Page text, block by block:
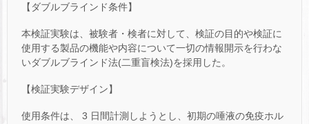
【ダブルブラインド条件】
本検証実験は、被験者・検者に対して、検証の目的や検証に
使用する製品の機能や内容について一切の情報開示を行わな
いダブルブラインド法(二重盲検法)を採用した。
【検証実験デザイン】
使用条件は、 3 日間計測しようとし、初期の唾液の免疫ホル